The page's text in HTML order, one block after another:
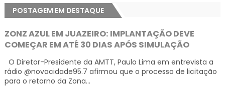
POSTAGEM EM DESTAQUE
ZONZ AZUL EM JUAZEIRO: IMPLANTAÇÃO DEVE
COMEÇAR EM ATÉ 30 DIAS APÓS SIMULAÇÃO
O Diretor-Presidente da AMTT, Paulo Lima em entrevista a
rádio @novacidade95.7 afirmou que o processo de licitação
para o retorno da Zona...